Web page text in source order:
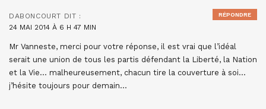
DABONCOURT DIT :
24 MAI 2014 À 6 H 47 MIN
Mr Vanneste, merci pour votre réponse, il est vrai que l’idéal
serait une union de tous les partis défendant la Liberté, la Nation
et la Vie… malheureusement, chacun tire la couverture à soi…
j’hésite toujours pour demain…
RÉPONDRE